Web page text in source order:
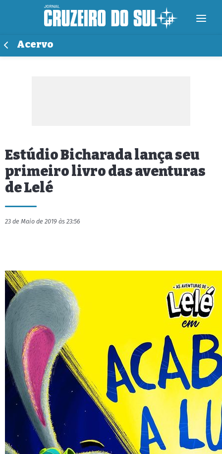
Acervo
Estúdio Bicharada lança seu
primeiro livro das aventuras
de Lelé
23 de Maio de 2019 às 23:56